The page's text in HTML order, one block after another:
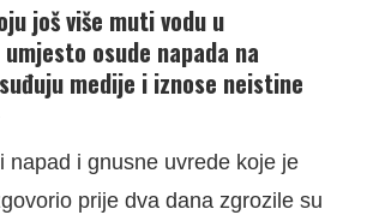
još više muti vodu u
osude napada na
medije i iznose neistine
napad i gnusne uvrede koje je
prije dva dana zgrozile su